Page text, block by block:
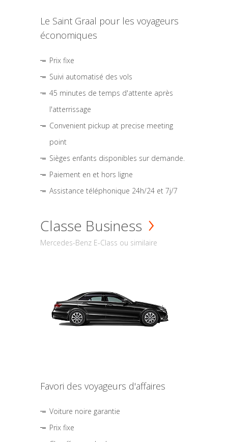
Le Saint Graal pour les voyageurs
économiques
Prix fixe
Suivi automatisé des vols
45 minutes de temps d'attente après
l'atterrissage
Convenient pickup at precise meeting
point
Sièges enfants disponibles sur demande.
Paiement en et hors ligne
Assistance téléphonique 24h/24 et 7j/7
Classe Business
Mercedes-Benz E-Class ou similaire
Favori des voyageurs d'affaires
Voiture noire garantie
Prix fixe